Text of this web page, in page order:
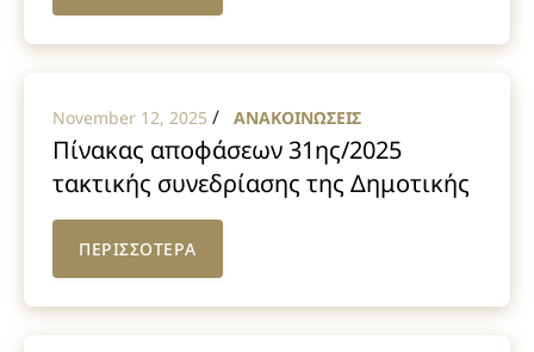
November 12, 2025 / ΑΝΑΚΟΙΝΩΣΕΙΣ
Πίνακας αποφάσεων 31ης/2025
τακτικής συνεδρίασης της Δημοτικής
Επιτροπής
ΠΕΡΙΣΣΟΤΕΡΑ